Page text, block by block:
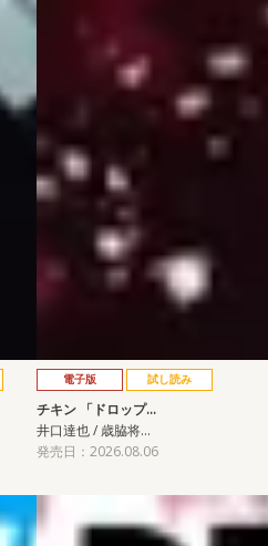
電子版 試し読み
チキン 「ドロップ…
井口達也 / 歳脇将…
発売日：2026.08.06